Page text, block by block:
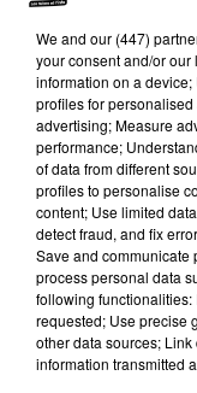
Lecture (1
100%
100% Radio
We and our (447)
your consent and/or
information on a
profiles for
advertising; Measure
performance;
of data from different
profiles to personalise
content; Use limited
detect fraud, and fix
Save and communicate
process personal data
following
requested; Use precise
other data sources;
information transmitted